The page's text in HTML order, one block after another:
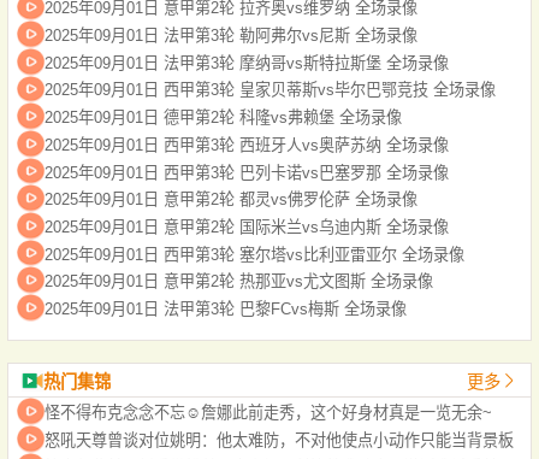
2025年09月01日 意甲第2轮 拉齐奥vs维罗纳 全场录像
2025年09月01日 法甲第3轮 勒阿弗尔vs尼斯 全场录像
2025年09月01日 法甲第3轮 摩纳哥vs斯特拉斯堡 全场录像
2025年09月01日 西甲第3轮 皇家贝蒂斯vs毕尔巴鄂竞技 全场录像
2025年09月01日 德甲第2轮 科隆vs弗赖堡 全场录像
2025年09月01日 西甲第3轮 西班牙人vs奥萨苏纳 全场录像
2025年09月01日 西甲第3轮 巴列卡诺vs巴塞罗那 全场录像
2025年09月01日 意甲第2轮 都灵vs佛罗伦萨 全场录像
2025年09月01日 意甲第2轮 国际米兰vs乌迪内斯 全场录像
2025年09月01日 西甲第3轮 塞尔塔vs比利亚雷亚尔 全场录像
2025年09月01日 意甲第2轮 热那亚vs尤文图斯 全场录像
2025年09月01日 法甲第3轮 巴黎FCvs梅斯 全场录像
热门集锦 更多
怪不得布克念念不忘☺️詹娜此前走秀，这个好身材真是一览无余~
怒吼天尊曾谈对位姚明：他太难防，不对他使点小动作只能当背景板